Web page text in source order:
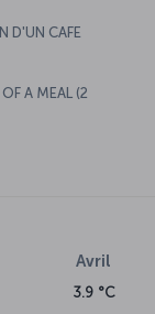
D'UN CAFE
A MEAL (2
Avril
3.9 °C